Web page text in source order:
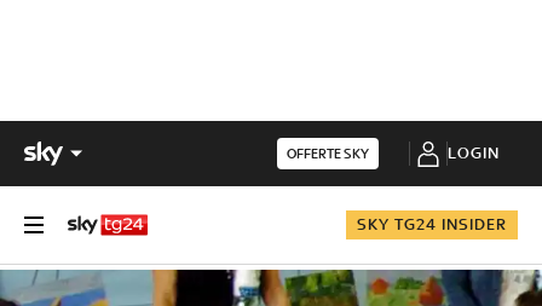
OFFERTE SKY LOGIN
SKY TG24 INSIDER